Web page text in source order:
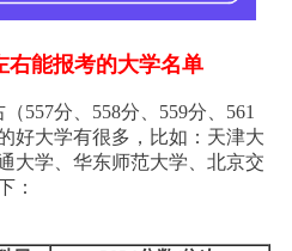
右能报考的大学名单
分、558分、559分、561
好大学有很多，比如：天津大
大学、华东师范大学、北京交
：